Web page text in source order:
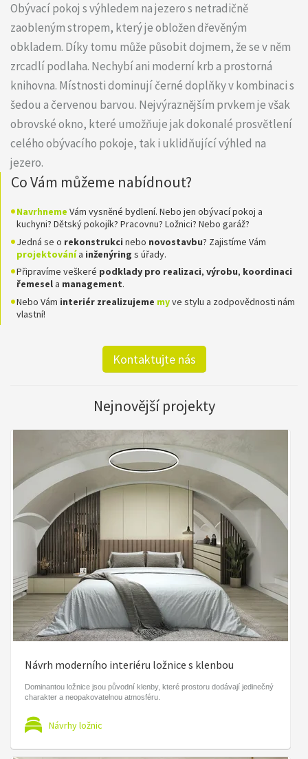
Obývací pokoj s výhledem na jezero s netradičně
zaobleným stropem, který je obložen dřevěným
obkladem. Díky tomu může působit dojmem, že se v něm
zrcadlí podlaha. Nechybí ani moderní krb a prostorná
knihovna. Místnosti dominují černé doplňky v kombinaci s
šedou a červenou barvou. Nejvýraznějším prvkem je však
obrovské okno, které umožňuje jak dokonalé prosvětlení
celého obývacího pokoje, tak i uklidňující výhled na
jezero.
Co Vám můžeme nabídnout?
Navrhneme Vám vysněné bydlení. Nebo jen obývací pokoj a
kuchyni? Dětský pokojík? Pracovnu? Ložnici? Nebo garáž?
Jedná se o rekonstrukci nebo novostavbu? Zajistíme Vám
projektovánía inženýring s úřady.
Připravíme veškeré podklady pro realizaci, výrobu, koordinaci
řemesela management.
Nebo Vám interiér zrealizujeme myve stylu a zodpovědnosti nám
vlastní!
Kontaktujte nás
Nejnovější projekty
Návrh moderního interiéru ložnice s klenbou
Dominantou ložnice jsou původní klenby, které prostoru dodávají jedinečný
charakter a neopakovatelnou atmosféru.
Návrhy ložnic